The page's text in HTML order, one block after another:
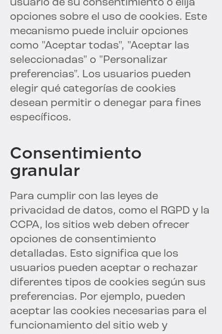
usuario dé su consentimiento o elija
opciones sobre el uso de cookies. Este
mecanismo puede incluir opciones
como "Aceptar todas", "Aceptar las
seleccionadas" o "Personalizar
preferencias". Los usuarios pueden
elegir qué categorías de cookies
desean permitir o denegar para fines
específicos.
Consentimiento
granular
Para cumplir con las leyes de
privacidad de datos, como el RGPD y la
CCPA, los sitios web deben ofrecer
opciones de consentimiento
detalladas. Esto significa que los
usuarios pueden aceptar o rechazar
diferentes tipos de cookies según sus
preferencias. Por ejemplo, pueden
aceptar las cookies necesarias para el
funcionamiento del sitio web y